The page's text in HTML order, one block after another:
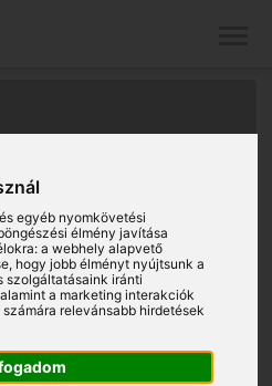
egyéb nyomkövetési
élmény javítása
a webhely alapvető
, hogy jobb élményt nyújtsunk a
szolgáltatásaink iránti
a marketing interakciók
számára relevánsabb hirdetések